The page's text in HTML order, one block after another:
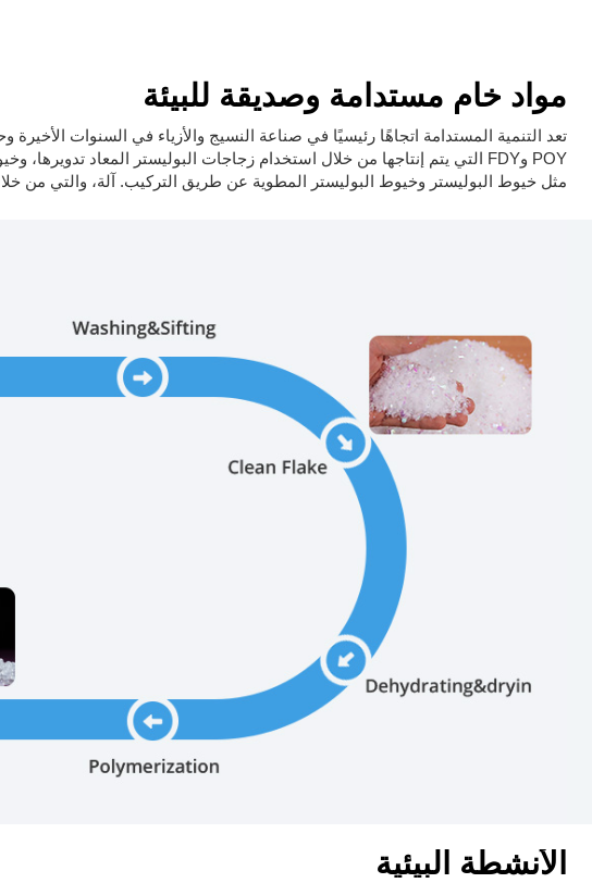
مواد خام مستدامة وصديقة للبيئة
تعد التنمية المستدامة اتجاهًا رئيسيًا في صناعة النسيج والأزياء في السنوات
مثل خيوط البوليستر وخيوط البوليستر المطوية عن طريق التركيب. آلة، والتي من
الأنشطة البيئية